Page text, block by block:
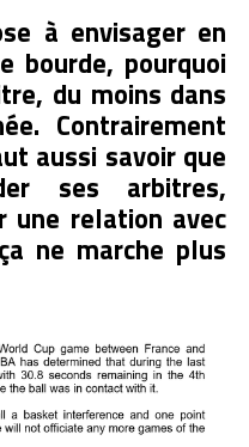
à envisager en
bourde, pourquoi
du moins dans
Contrairement
aussi savoir que
ses arbitres,
une relation avec
ne marche plus